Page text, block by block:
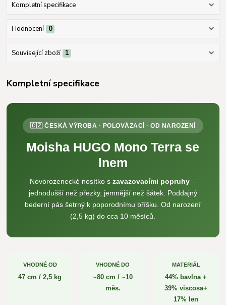
Kompletní specifikace
Hodnocení 0
Související zboží 1
Kompletní specifikace
🇨🇿 ČESKÁ VÝROBA · POLOVÁZACÍ · OD NAROZENÍ
Moisha HUGO Mono Terra se
lnem
Novorozenecké nosítko szavazovacími popruhy –
jednodušší než přezky, jemnější než šátek. Poddajný
bederní pás šetrný k poporodnímu bříšku. Od narození
(2,5 kg) do cca 10 měsíců.
VHODNÉ OD
47 cm / 2,5 kg
VHODNÉ DO
~80 cm / ~10
měs.
MATERIÁL
44% bavlna +
39% viscosa+
17% len